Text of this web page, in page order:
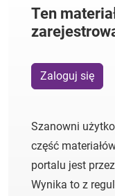
Ten
Zaloguj się
Szanowni
część
portalu jest
Wynika to z